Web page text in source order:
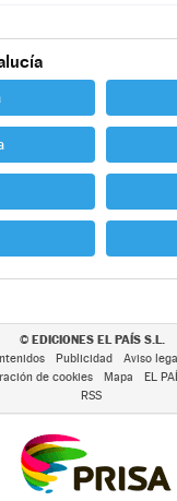
© EDICIONES EL PAÍS S.L.
Publicidad Aviso
de cookies Mapa EL
RSS